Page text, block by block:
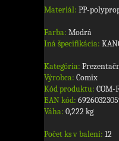
Materiál: PP-
Farba: Modrá
Iná špecifikácia:
Kategória:
Výrobca: Comix
Kód produktu: COM-
EAN kód:
Váha: 0,222 kg
Počet ks v balení: 12